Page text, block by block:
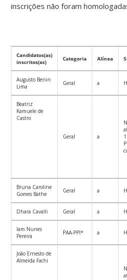
inscrições não foram
Candidatos(as)
inscritos(as)
Categoria Alínea
Augusto Benin
Lima
Geral a
Beatriz
Kamuele de
Castro
Geral a
Bruna Caroline
Gomes Bathe
Geral a
Dhara Cavalli Geral a
Iam Nunes
Pereira
PAA-PPI* a
João Ernesto de
Almeida Fachi